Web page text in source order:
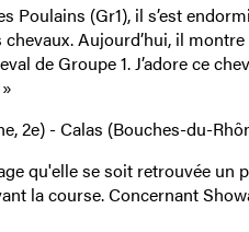
Poulains (Gr1), il s’est
Aujourd’hui, il
de Groupe 1. J’adore ce
2e) - Calas (Bouches-du-
qu'elle se soit retrouvée un
la course. Concernant